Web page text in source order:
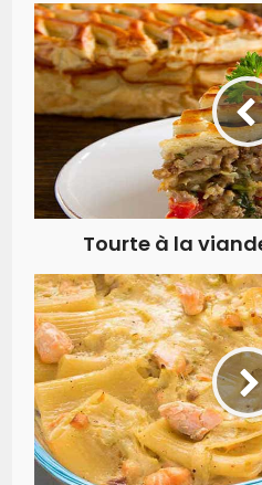
Tourte à la